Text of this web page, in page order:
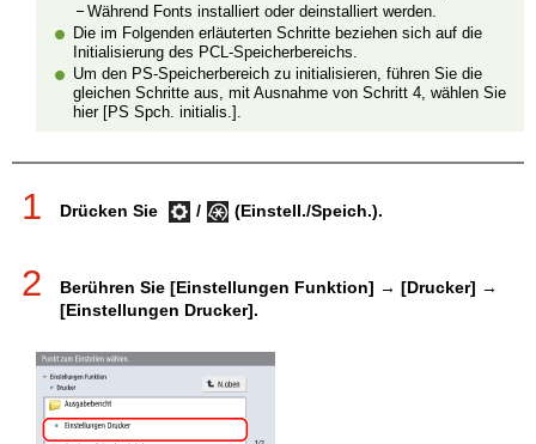
Während Fonts installiert oder deinstalliert werden.
Die im Folgenden erläuterten Schritte beziehen sich auf die
Initialisierung des PCL-Speicherbereichs.
Um den PS-Speicherbereich zu initialisieren, führen Sie die
gleichen Schritte aus, mit Ausnahme von Schritt 4, wählen Sie
hier [PS Spch. initialis.].
1 Drücken Sie / (Einstell./Speich.).
2
Berühren Sie [Einstellungen Funktion] → [Drucker] →
[Einstellungen Drucker].